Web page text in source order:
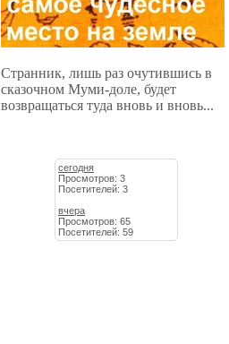
Странник, лишь раз очутившись в
сказочном Муми-доле, будет
возвращаться туда вновь и вновь...
сегодня
Просмотров: 3
Посетителей: 3
вчера
Просмотров: 65
Посетителей: 59